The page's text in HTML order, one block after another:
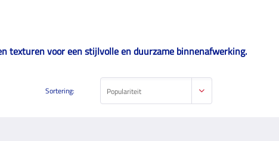
texturen voor een stijlvolle en duurzame binnenafwerking.
Sortering: Populariteit